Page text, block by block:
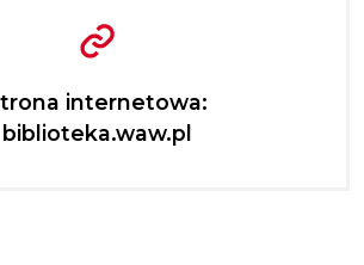
internetowa:
biblioteka.waw.pl